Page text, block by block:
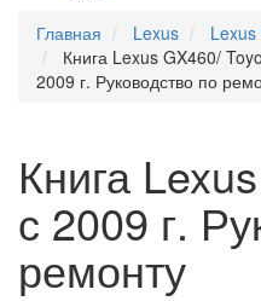
Главная
Lexus
Lexus
Книга Lexus GX460/
2009 г. Руководство по
Книга
с 2009 г.
ремонту